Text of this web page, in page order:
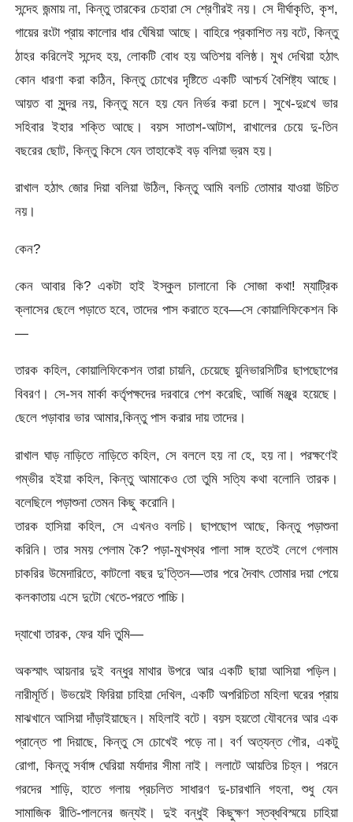
সন্দেহ জন্মায় না, কিন্তু তারকের চেহারা সে শ্রেণীরই নয়। সে দীর্ঘাকৃতি, কৃশ,
গায়ের রংটা প্রায় কালোর ধার ঘেঁষিয়া আছে। বাহিরে প্রকাশিত নয় বটে, কিন্তু
ঠাহর করিলেই সন্দেহ হয়, লোকটি বোধ হয় অতিশয় বলিষ্ঠ। মুখ দেখিয়া হঠাৎ
কোন ধারণা করা কঠিন, কিন্তু চোখের দৃষ্টিতে একটি আশ্চর্য বৈশিষ্ট্য আছে।
আয়ত বা সুন্দর নয়, কিন্তু মনে হয় যেন নির্ভর করা চলে। সুখে-দুঃখে ভার
সহিবার ইহার শক্তি আছে। বয়স সাতাশ-আটাশ, রাখালের চেয়ে দু-তিন
বছরের ছোট, কিন্তু কিসে যেন তাহাকেই বড় বলিয়া ভ্রম হয়।
রাখাল হঠাৎ জোর দিয়া বলিয়া উঠিল, কিন্তু আমি বলচি তোমার যাওয়া উচিত
নয়।
কেন?
কেন আবার কি? একটা হাই ইস্কুল চালানো কি সোজা কথা! ম্যাট্রিক
ক্লাসের ছেলে পড়াতে হবে, তাদের পাস করাতে হবে—সে কোয়ালিফিকেশন কি
—
তারক কহিল, কোয়ালিফিকেশন তারা চায়নি, চেয়েছে য়ুনিভারসিটির ছাপছোপের
বিবরণ। সে-সব মার্কা কর্তৃপক্ষদের দরবারে পেশ করেছি, আর্জি মঞ্জুর হয়েছে।
ছেলে পড়াবার ভার আমার,কিন্তু পাস করার দায় তাদের।
রাখাল ঘাড় নাড়িতে নাড়িতে কহিল, সে বললে হয় না হে, হয় না। পরক্ষণেই
গম্ভীর হইয়া কহিল, কিন্তু আমাকেও তো তুমি সত্যি কথা বলোনি তারক।
বলেছিলে পড়াশুনা তেমন কিছু করোনি।
তারক হাসিয়া কহিল, সে এখনও বলচি। ছাপছোপ আছে, কিন্তু পড়াশুনা
করিনি। তার সময় পেলাম কৈ? পড়া-মুখস্থর পালা সাঙ্গ হতেই লেগে গেলাম
চাকরির উমেদারিতে, কাটলো বছর দু’ত্তিন—তার পরে দৈবাৎ তোমার দয়া পেয়ে
কলকাতায় এসে দুটো খেতে-পরতে পাচ্চি।
দ্যাখো তারক, ফের যদি তুমি—
অকস্মাৎ আয়নার দুই বন্ধুর মাথার উপরে আর একটি ছায়া আসিয়া পড়িল।
নারীমূর্তি। উভয়েই ফিরিয়া চাহিয়া দেখিল, একটি অপরিচিতা মহিলা ঘরের প্রায়
মাঝখানে আসিয়া দাঁড়াইয়াছেন। মহিলাই বটে। বয়স হয়তো যৌবনের আর এক
প্রান্তে পা দিয়াছে, কিন্তু সে চোখেই পড়ে না। বর্ণ অত্যন্ত গৌর, একটু
রোগা, কিন্তু সর্বাঙ্গ ঘেরিয়া মর্যাদার সীমা নাই। ললাটে আয়তির চিহ্ন। পরনে
গরদের শাড়ি, হাতে গলায় প্রচলিত সাধারণ দু-চারখানি গহনা, শুধু যেন
সামাজিক রীতি-পালনের জন্যই। দুই বন্ধুই কিছুক্ষণ স্তব্ধবিস্ময়ে চাহিয়া